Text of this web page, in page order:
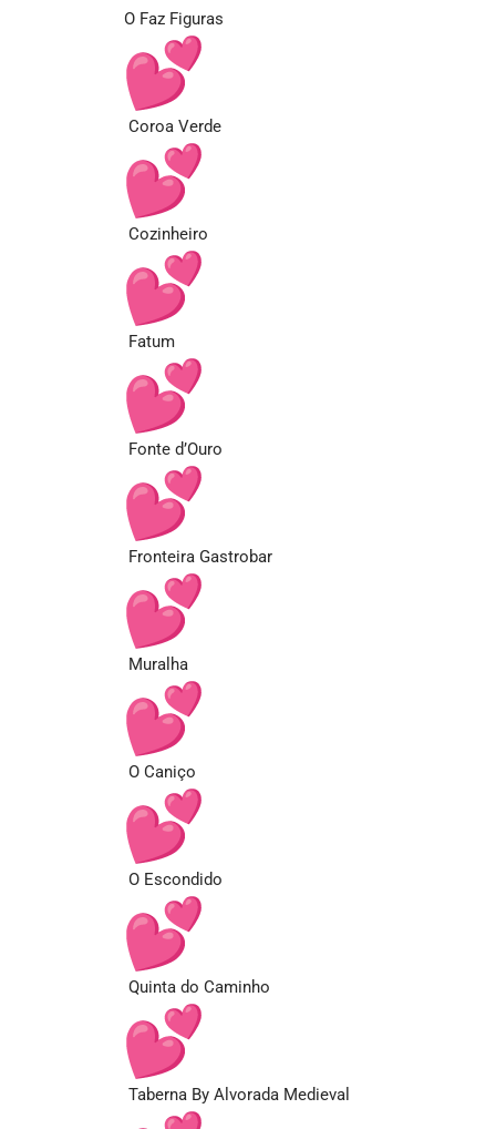
O Faz Figuras
Coroa Verde
Cozinheiro
Fatum
Fonte d’Ouro
Fronteira Gastrobar
Muralha
O Caniço
O Escondido
Quinta do Caminho
Taberna By Alvorada Medieval